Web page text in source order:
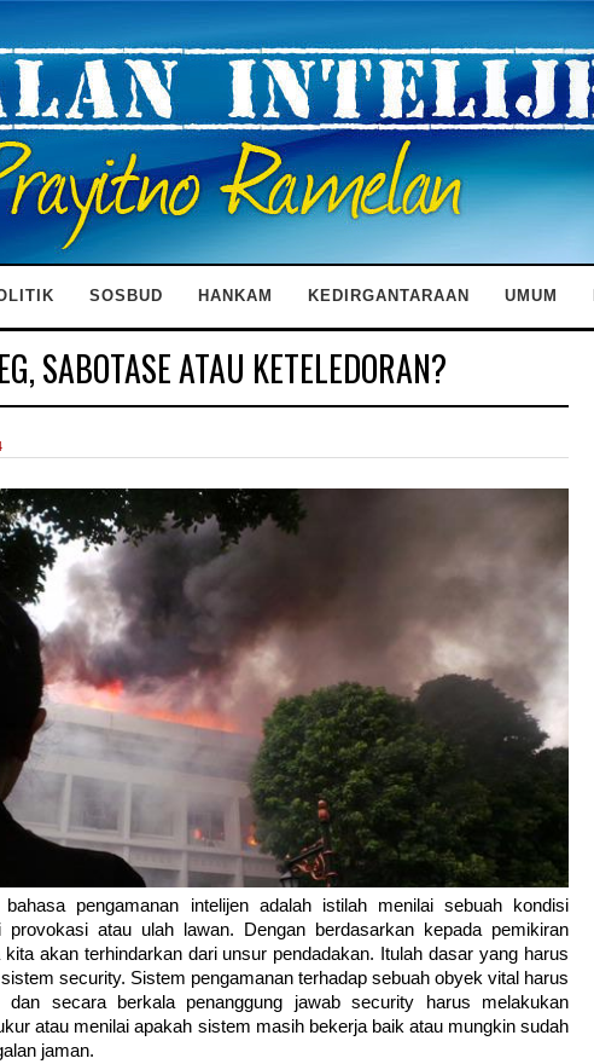
SOSBUD HANKAM KEDIRGANTARAAN UMUM
SABOTASE ATAU KETELEDORAN?
bahasa pengamanan intelijen adalah istilah menilai sebuah kondisi
provokasi atau ulah lawan. Dengan berdasarkan kepada pemikiran
akan terhindarkan dari unsur pendadakan. Itulah dasar yang harus
security. Sistem pengamanan terhadap sebuah obyek vital harus
dan secara berkala penanggung jawab security harus melakukan
atau menilai apakah sistem masih bekerja baik atau mungkin sudah
jaman.